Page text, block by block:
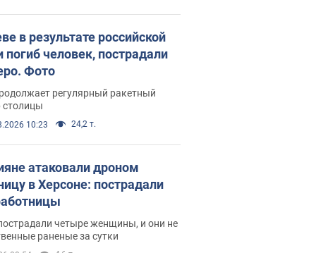
в результате российской
погиб человек, пострадали
Фото
регулярный ракетный
столицы
10:23 24,2 т.
атаковали дроном
в Херсоне: пострадали
четыре женщины, и они не
раненые за сутки